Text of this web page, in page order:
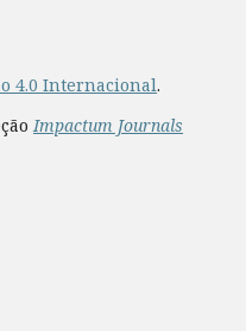
4.0 Internacional.
Impactum Journals